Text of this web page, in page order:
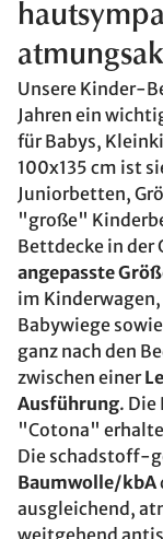
Unsere Kinder-
Jahren ein
für Babys,
100x135 cm ist
Juniorbetten,
"große"
Bettdecke in der
angepasste
im
Babywiege
ganz nach den
zwischen einer
Ausführung.
"Cotona"
Die schadstoff-
Baumwolle/kbA
ausgleichend,
weitgehend